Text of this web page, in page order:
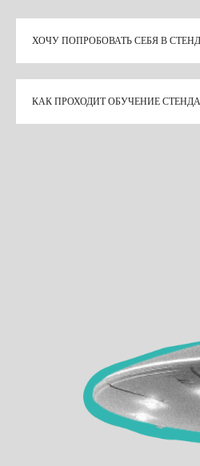
ХОЧУ ПОПРОБОВАТЬ СЕБЯ В
КАК ПРОХОДИТ ОБУЧЕНИЕ